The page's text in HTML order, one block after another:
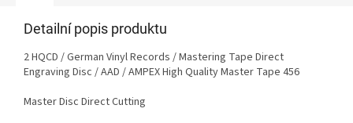
Detailní popis produktu
2 HQCD / German Vinyl Records / Mastering Tape Direct
Engraving Disc / AAD / AMPEX High Quality Master Tape 456
Master Disc Direct Cutting